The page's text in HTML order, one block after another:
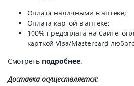
Оплата наличными в аптеке;
Оплата картой в аптеке;
100% предоплата на Сайте,
карткой Visa/Mastercard
Смотреть подробнее.
Доставкаосуществляется: